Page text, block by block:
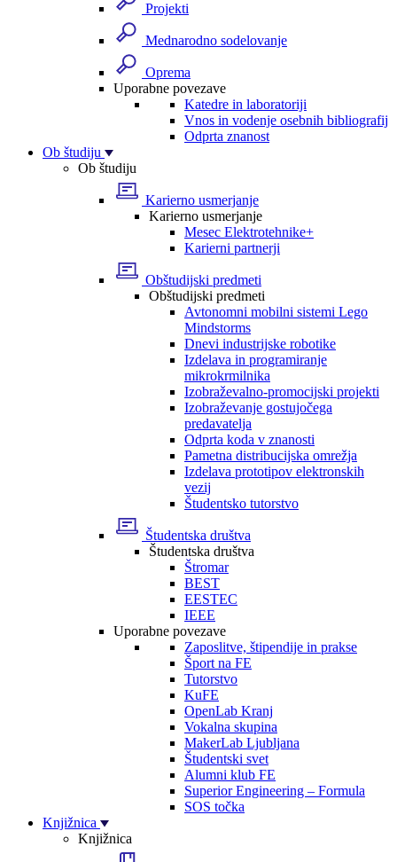
Projekti
Mednarodno sodelovanje
Oprema
Uporabne povezave
Katedre in laboratoriji
Vnos in vodenje osebnih bibliografij
Odprta znanost
Ob študiju
Ob študiju
Karierno usmerjanje
Karierno usmerjanje
Mesec Elektrotehnike+
Karierni partnerji
Obštudijski predmeti
Obštudijski predmeti
Avtonomni mobilni sistemi Lego
Mindstorms
Dnevi industrijske robotike
Izdelava in programiranje
mikrokrmilnika
Izobraževalno-promocijski projekti
Izobraževanje gostujočega
predavatelja
Odprta koda v znanosti
Pametna distribucijska omrežja
Izdelava prototipov elektronskih
vezij
Študentsko tutorstvo
Študentska društva
Študentska društva
Štromar
BEST
EESTEC
IEEE
Uporabne povezave
Zaposlitve, štipendije in prakse
Šport na FE
Tutorstvo
KuFE
OpenLab Kranj
Vokalna skupina
MakerLab Ljubljana
Študentski svet
Alumni klub FE
Superior Engineering – Formula
SOS točka
Knjižnica
Knjižnica